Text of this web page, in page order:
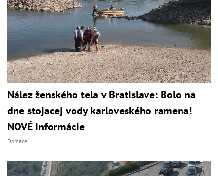
Nález ženského tela v Bratislave: Bolo na
dne stojacej vody karloveského ramena!
NOVÉ informácie
Domáce